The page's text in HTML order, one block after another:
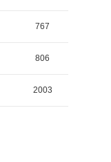
767
806
2003